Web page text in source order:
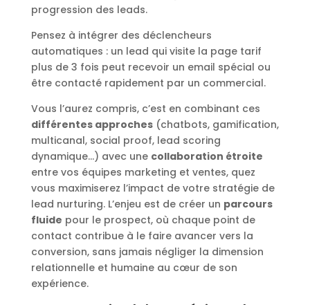
progression des leads.
Pensez à intégrer des déclencheurs
automatiques : un lead qui visite la page tarif
plus de 3 fois peut recevoir un email spécial ou
être contacté rapidement par un commercial.
Vous l’aurez compris, c’est en combinant ces
différentes approches(chatbots, gamification,
multicanal, social proof, lead scoring
dynamique…) avec une collaboration étroite
entre vos équipes marketing et ventes, quez
vous maximiserez l’impact de votre stratégie de
lead nurturing. L’enjeu est de créer un parcours
fluide pour le prospect, où chaque point de
contact contribue à le faire avancer vers la
conversion, sans jamais négliger la dimension
relationnelle et humaine au cœur de son
expérience.